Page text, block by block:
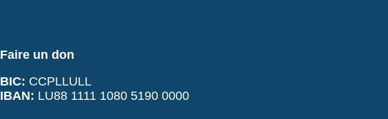
Faire un don
BIC: CCPLLULL
IBAN: LU88 1111 1080 5190 0000